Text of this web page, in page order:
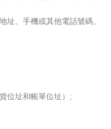
址、手機或其他電話號碼、
位址和帳單位址）;